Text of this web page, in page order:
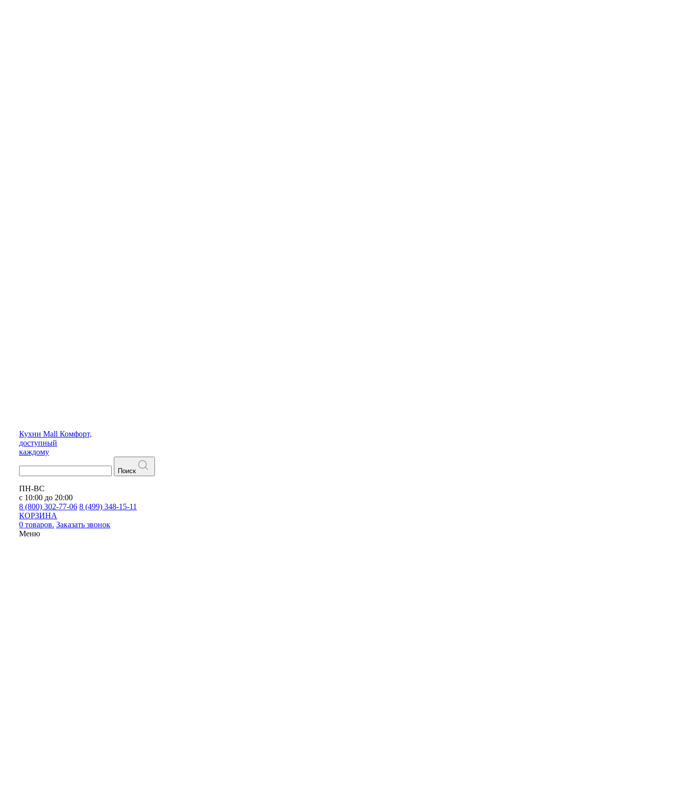
Кухни Mall Комфорт,
доступный
каждому
Поиск
ПН-ВС
с 10:00 до 20:00
8 (800) 302-77-06 8 (499) 348-15-11
КОРЗИНА
0 товаров. Заказать звонок
Меню